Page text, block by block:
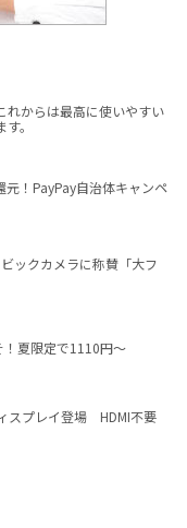
れからは最高に使いやすい
。
元！PayPay自治体キャンペ
ックカメラに称賛「大フ
！夏限定で1110円～
スプレイ登場 HDMI不要